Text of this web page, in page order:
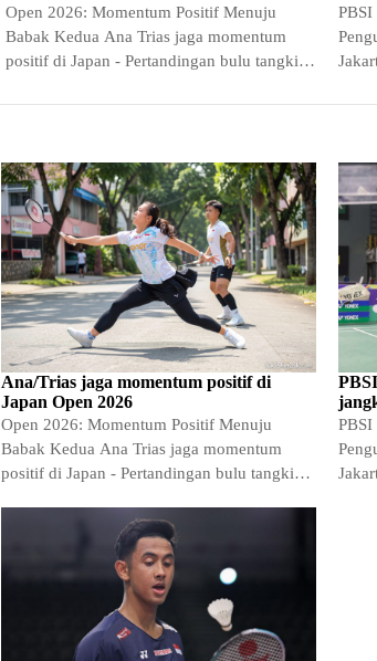
Open 2026: Momentum Positif Menuju
Babak Kedua Ana Trias jaga momentum
positif di Japan - Pertandingan bulu tangkis
PBSI
Ana/Trias jaga momentum positif di
Japan Open 2026
Open 2026: Momentum Positif Menuju
Babak Kedua Ana Trias jaga momentum
positif di Japan - Pertandingan bulu tangkis
PBSI